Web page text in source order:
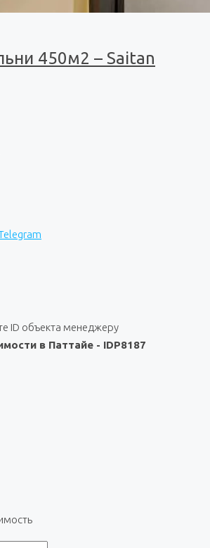
450м2 – Saitan
ID объекта менеджеру
в Паттайе - IDP8187